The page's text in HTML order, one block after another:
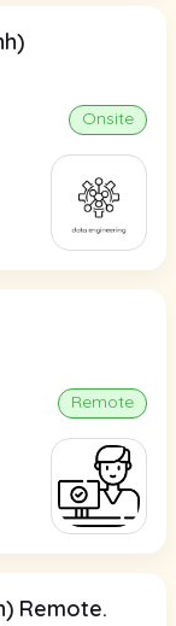
Onsite
Remote
Remote.